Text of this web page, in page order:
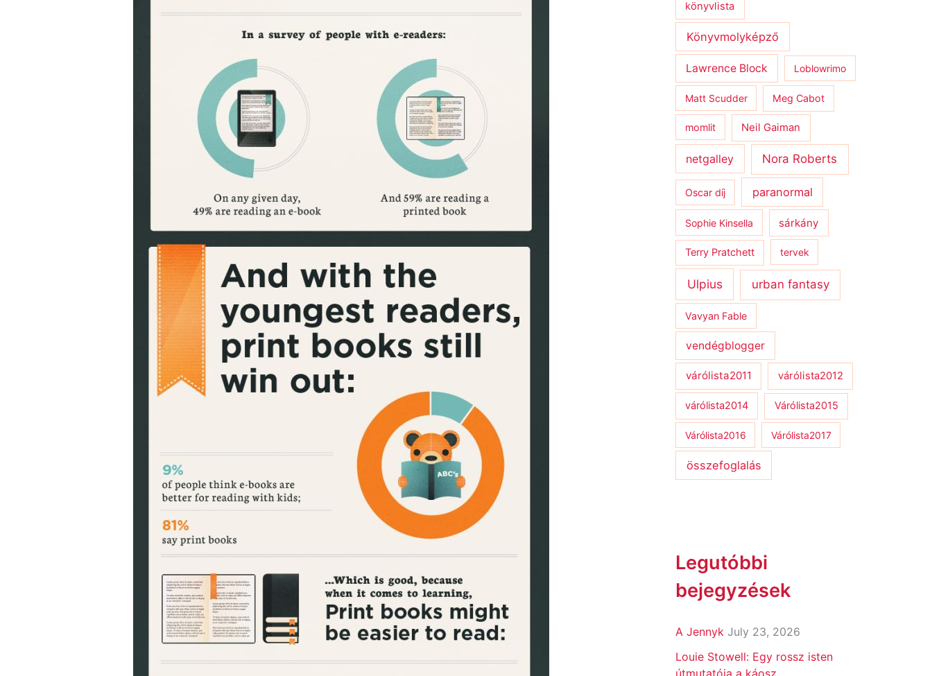
könyvlista
Könyvmolyképző
Lawrence Block Loblowrimo
Matt Scudder Meg Cabot
momlit Neil Gaiman
netgalley Nora Roberts
Oscar díj paranormal
Sophie Kinsella sárkány
Terry Pratchett tervek
Ulpius urban fantasy
Vavyan Fable
vendégblogger
várólista2011 várólista2012
várólista2014 Várólista2015
Várólista2016 Várólista2017
összefoglalás
Legutóbbi
bejegyzések
A Jennyk July 23, 2026
Louie Stowell: Egy ​rossz isten